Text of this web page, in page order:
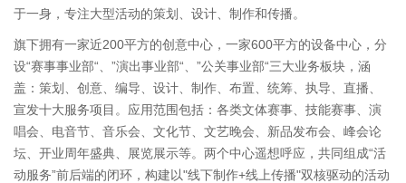
于一身，专注大型活动的策划、设计、制作和传播。
旗下拥有一家近200平方的创意中心，一家600平方的设备中心，分
设“赛事事业部“、”演出事业部“、”公关事业部“三大业务板块，涵
盖：策划、创意、编导、设计、制作、布置、统筹、执导、直播、
宣发十大服务项目。应用范围包括：各类文体赛事、技能赛事、演
唱会、电音节、音乐会、文化节、文艺晚会、新品发布会、峰会论
坛、开业周年盛典、展览展示等。两个中心遥想呼应，共同组成“活
动服务”前后端的闭环，构建以"线下制作+线上传播"双核驱动的活动